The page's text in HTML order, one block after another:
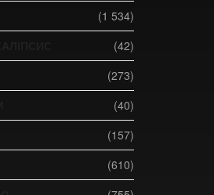
(1 534)
(42)
(273)
(40)
(157)
(610)